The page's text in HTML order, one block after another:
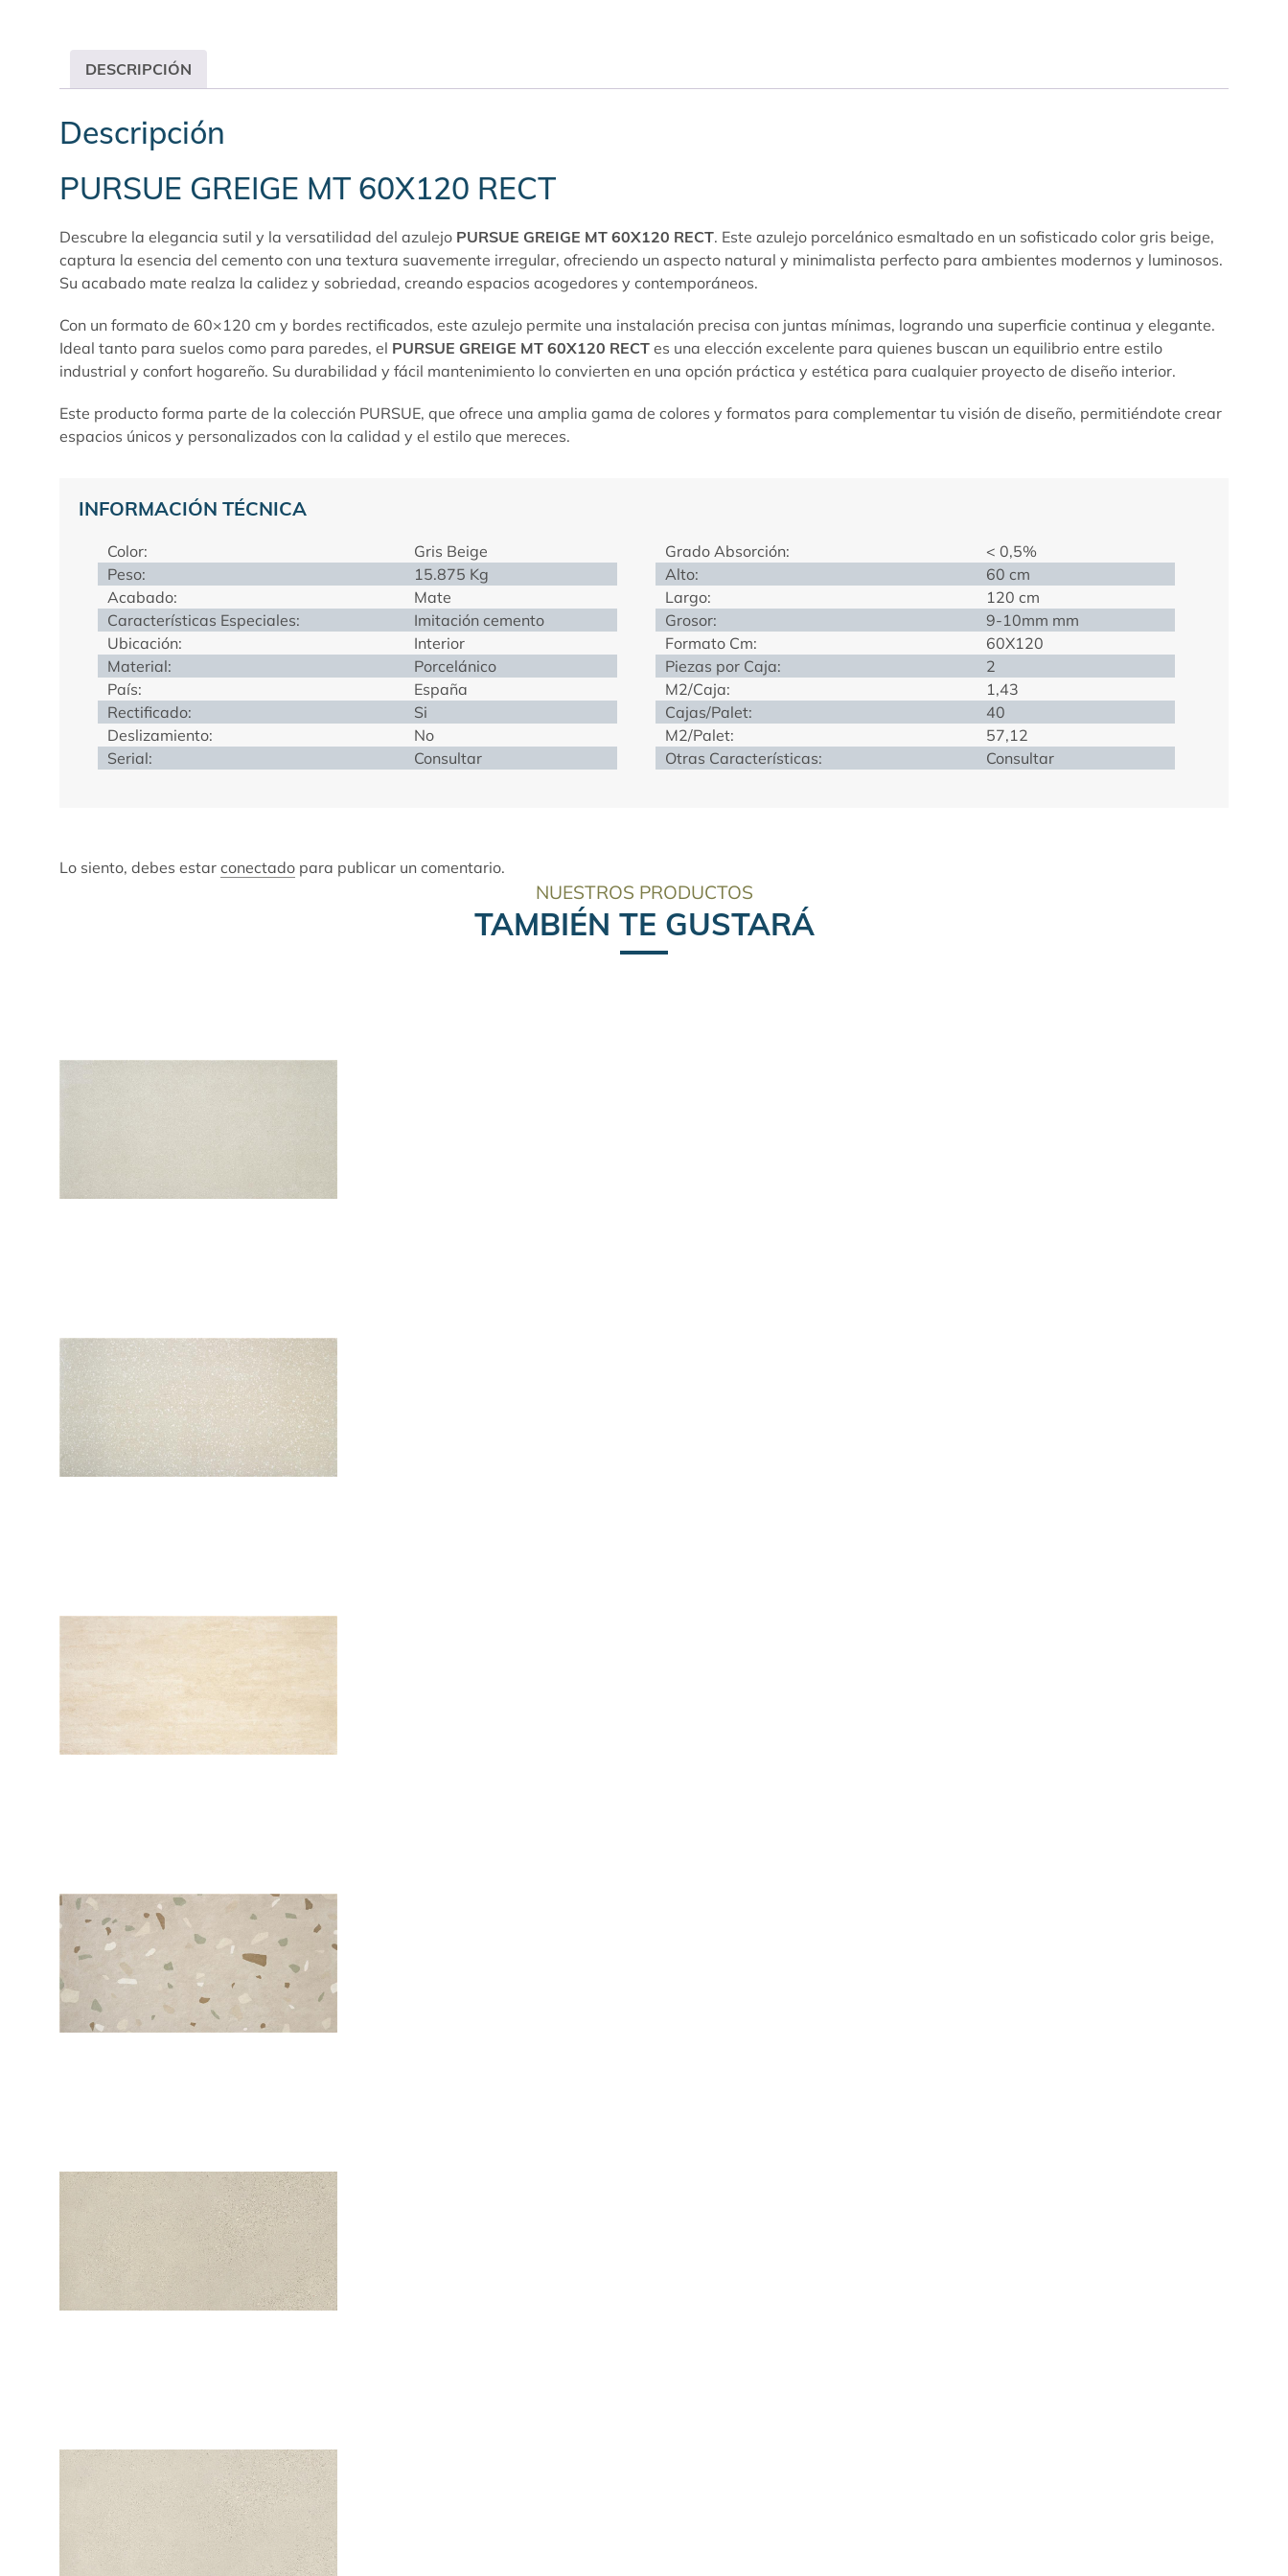
DESCRIPCIÓN
Descripción
PURSUE GREIGE MT 60X120 RECT
Descubre la elegancia sutil y la versatilidad del azulejo PURSUE GREIGE MT 60X120 RECT. Este azulejo porcelánico esmaltado en un sofisticado color gris beige,
captura la esencia del cemento con una textura suavemente irregular, ofreciendo un aspecto natural y minimalista perfecto para ambientes modernos y luminosos.
Su acabado mate realza la calidez y sobriedad, creando espacios acogedores y contemporáneos.
Con un formato de 60×120 cm y bordes rectificados, este azulejo permite una instalación precisa con juntas mínimas, logrando una superficie continua y elegante.
Ideal tanto para suelos como para paredes, el PURSUE GREIGE MT 60X120 RECT es una elección excelente para quienes buscan un equilibrio entre estilo
industrial y confort hogareño. Su durabilidad y fácil mantenimiento lo convierten en una opción práctica y estética para cualquier proyecto de diseño interior.
Este producto forma parte de la colección PURSUE, que ofrece una amplia gama de colores y formatos para complementar tu visión de diseño, permitiéndote crear
espacios únicos y personalizados con la calidad y el estilo que mereces.
INFORMACIÓN TÉCNICA
Color:
Gris Beige
Peso:
15.875 Kg
Acabado:
Mate
Características Especiales:
Imitación cemento
Ubicación:
Interior
Material:
Porcelánico
País:
España
Rectificado:
Si
Deslizamiento:
No
Serial:
Consultar
Grado Absorción:
< 0,5%
Alto:
60 cm
Largo:
120 cm
Grosor:
9-10mm mm
Formato Cm:
60X120
Piezas por Caja:
2
M2/Caja:
1,43
Cajas/Palet:
40
M2/Palet:
57,12
Otras Características:
Consultar
Lo siento, debes estar conectado para publicar un comentario.
NUESTROS PRODUCTOS
TAMBIÉN TE GUSTARÁ